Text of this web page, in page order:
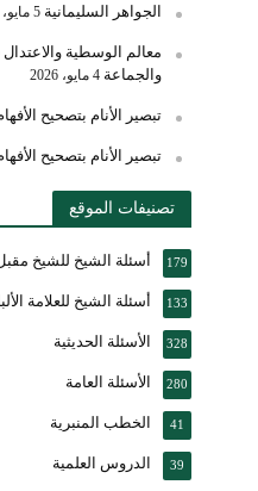
الجواهر السليمانية 5 مايو، 2026
معالم الوسطية
والجماعة 4 مايو، 2026
تبصير الأنام بتصحيح
تبصير الأنام بتصحيح
تصنيفات الموقع
أسئلة الشيخ للشيخ 179
أسئلة الشيخ للعلامة 133
الأسئلة الحديثية 328
الأسئلة العامة 280
الخطب المنبرية 41
الدروس العلمية 39